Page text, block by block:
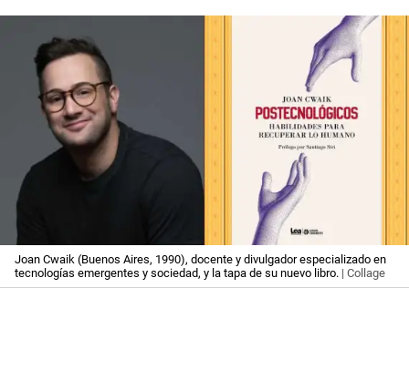
Joan Cwaik (Buenos Aires, 1990), docente y divulgador especializado en
tecnologías emergentes y sociedad, y la tapa de su nuevo libro. | Collage